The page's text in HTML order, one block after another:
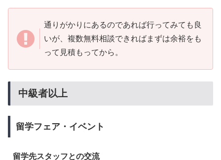
通りがかりにあるのであれば行ってみても良
いが、複数無料相談できればまずは余裕をも
って見積もってから。
中級者以上
留学フェア・イベント
留学先スタッフとの交流